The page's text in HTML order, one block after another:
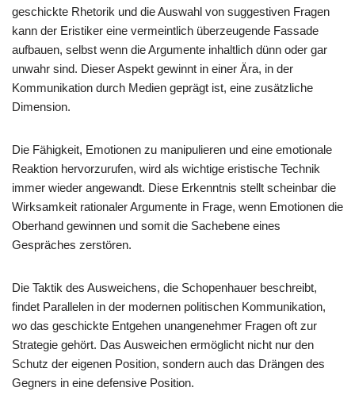
geschickte Rhetorik und die Auswahl von suggestiven Fragen
kann der Eristiker eine vermeintlich überzeugende Fassade
aufbauen, selbst wenn die Argumente inhaltlich dünn oder gar
unwahr sind. Dieser Aspekt gewinnt in einer Ära, in der
Kommunikation durch Medien geprägt ist, eine zusätzliche
Dimension.
Die Fähigkeit, Emotionen zu manipulieren und eine emotionale
Reaktion hervorzurufen, wird als wichtige eristische Technik
immer wieder angewandt. Diese Erkenntnis stellt scheinbar die
Wirksamkeit rationaler Argumente in Frage, wenn Emotionen die
Oberhand gewinnen und somit die Sachebene eines
Gespräches zerstören.
Die Taktik des Ausweichens, die Schopenhauer beschreibt,
findet Parallelen in der modernen politischen Kommunikation,
wo das geschickte Entgehen unangenehmer Fragen oft zur
Strategie gehört. Das Ausweichen ermöglicht nicht nur den
Schutz der eigenen Position, sondern auch das Drängen des
Gegners in eine defensive Position.